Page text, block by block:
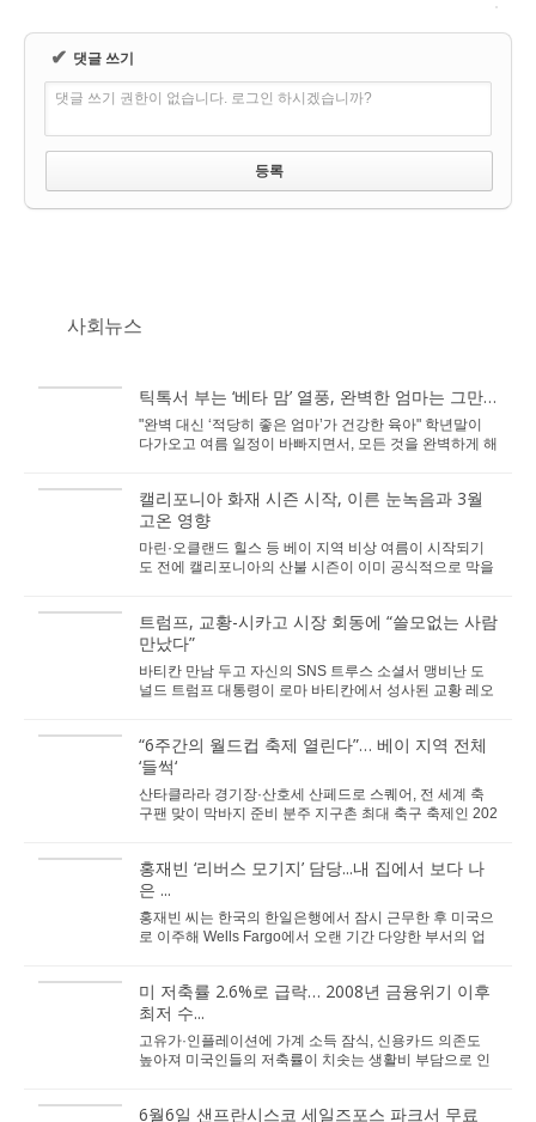
✔ 댓글 쓰기
댓글 쓰기 권한이 없습니다. 로그인 하시겠습니까?
사회뉴스
틱톡서 부는 ‘베타 맘’ 열풍, 완벽한 엄마는 그만…
"완벽 대신 ‘적당히 좋은 엄마’가 건강한 육아" 학년말이
다가오고 여름 일정이 바빠지면서, 모든 것을 완벽하게 해
캘리포니아 화재 시즌 시작, 이른 눈녹음과 3월
고온 영향
마린·오클랜드 힐스 등 베이 지역 비상 여름이 시작되기
도 전에 캘리포니아의 산불 시즌이 이미 공식적으로 막을
트럼프, 교황-시카고 시장 회동에 “쓸모없는 사람
만났다”
바티칸 만남 두고 자신의 SNS 트루스 소셜서 맹비난 도
널드 트럼프 대통령이 로마 바티칸에서 성사된 교황 레오
“6주간의 월드컵 축제 열린다”… 베이 지역 전체
‘들썩‘
산타클라라 경기장·산호세 산페드로 스퀘어, 전 세계 축
구팬 맞이 막바지 준비 분주 지구촌 최대 축구 축제인 202
홍재빈 ‘리버스 모기지’ 담당...내 집에서 보다 나
은 ...
홍재빈 씨는 한국의 한일은행에서 잠시 근무한 후 미국으
로 이주해 Wells Fargo에서 오랜 기간 다양한 부서의 업
미 저축률 2.6%로 급락… 2008년 금융위기 이후
최저 수...
고유가·인플레이션에 가계 소득 잠식, 신용카드 의존도
높아져 미국인들의 저축률이 치솟는 생활비 부담으로 인
6월6일 샌프란시스코 세일즈포스 파크서 무료